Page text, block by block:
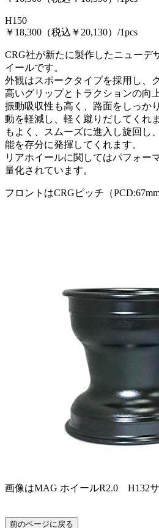
H150
￥18,300（税込￥20,130）/1pcs
CRG社が新たに製作したニューデ
イールです。
外観はスポークタイプを採用し、
高いグリップとトラクションの向
振動吸収性も高く、路面をしっか
動を軽減し、軽く蹴りだしてく
もよく、スムーズに進入し旋回し
能を存分に発揮してくれます。
リアホイールに関してはパフォー
量化されています。
フロントはCRGピッチ（
画像はMAG ホイールR2.0 H132サ